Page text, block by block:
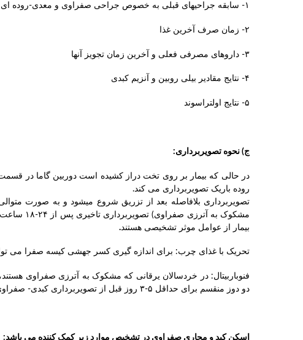
۱- سابقه جراحیهای قبلی به خصوص جراحی صفراوی و معدی-روده ای
۲- زمان صرف آخرین غذا
۳- داروهای مصرفی فعلی و آخرین زمان تجویز آنها
۴- نتایج مقادیر بیلی روبین و آنزیم کبدی
۵- نتایج اولتراسوند
ج) نحوه تصویربرداری:
در حالی که بیمار بر روی تخت دراز کشیده است دوربین گاما در
روده باریک تصویربرداری می کند.
بیمار از عوامل موثر تشخیصی هستند.
تحریک با غذای چرب: برای اندازه گیری کسر جهشی کیسه صفرا می
دو دوز منقسم برای حداقل ۵-۳ روز قبل از تصویربرداری کبدی- صفراوی تجویز می گردد تا دفع صفراوی ماده نشاندار را تشدید نموده و بر ویژگی آزمون بیفزاید.
اسکن کبد و مجاری صفراوی در تشخیص موارد زیر کمک کننده می باشد: